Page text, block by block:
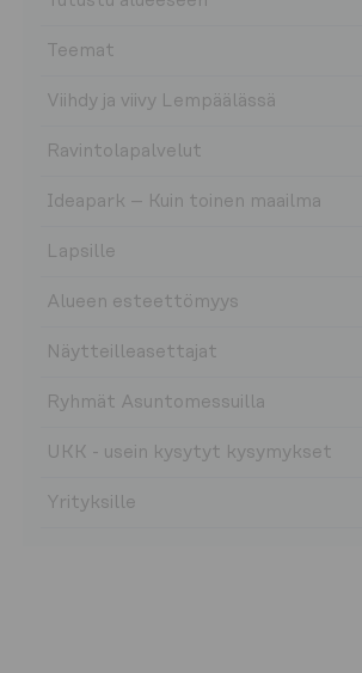
Teemat
Viihdy ja viivy Lempäälässä
Ravintolapalvelut
Ideapark – Kuin toinen maailma
Lapsille
Alueen esteettömyys
Näytteilleasettajat
Ryhmät Asuntomessuilla
UKK - usein kysytyt kysymykset
Yrityksille